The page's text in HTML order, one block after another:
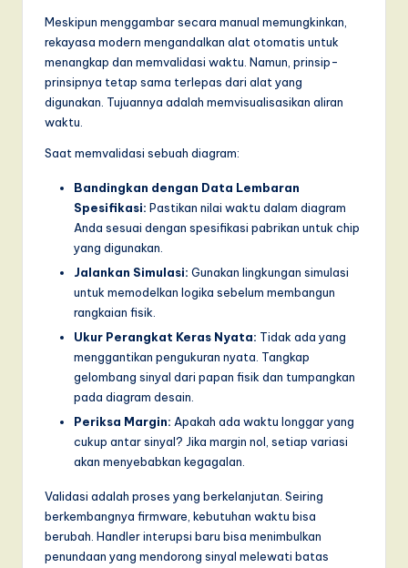
Meskipun menggambar secara manual memungkinkan,
rekayasa modern mengandalkan alat otomatis untuk
menangkap dan memvalidasi waktu. Namun, prinsip-
prinsipnya tetap sama terlepas dari alat yang
digunakan. Tujuannya adalah memvisualisasikan aliran
waktu.
Saat memvalidasi sebuah diagram:
Bandingkan dengan Data Lembaran
Spesifikasi: Pastikan nilai waktu dalam diagram
Anda sesuai dengan spesifikasi pabrikan untuk chip
yang digunakan.
Jalankan Simulasi: Gunakan lingkungan simulasi
untuk memodelkan logika sebelum membangun
rangkaian fisik.
Ukur Perangkat Keras Nyata: Tidak ada yang
menggantikan pengukuran nyata. Tangkap
gelombang sinyal dari papan fisik dan tumpangkan
pada diagram desain.
Periksa Margin: Apakah ada waktu longgar yang
cukup antar sinyal? Jika margin nol, setiap variasi
akan menyebabkan kegagalan.
Validasi adalah proses yang berkelanjutan. Seiring
berkembangnya firmware, kebutuhan waktu bisa
berubah. Handler interupsi baru bisa menimbulkan
penundaan yang mendorong sinyal melewati batas